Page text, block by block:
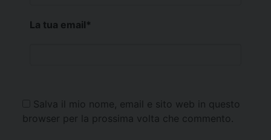
La tua email*
Salva il mio nome, email e sito web in questo
browser per la prossima volta che commento.